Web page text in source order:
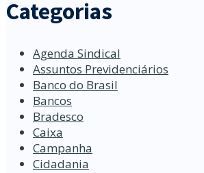
Categorias
Agenda Sindical
Assuntos Previdenciários
Banco do Brasil
Bancos
Bradesco
Caixa
Campanha
Cidadania